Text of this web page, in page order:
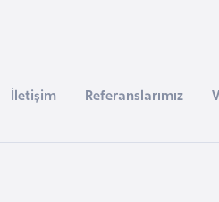
İletişim Referanslarımız